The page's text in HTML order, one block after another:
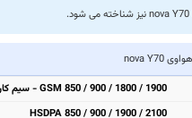
هواوی nova Y70
GSM 850 / 900 / 1800 / 1900 - سیم کارت 1 & سیم کارت 2 (دوگانه-سیم کارت)
HSDPA 850 / 900 / 1900 / 2100